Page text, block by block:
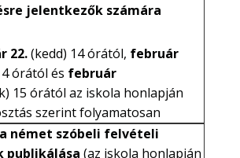
jelentkezők számára
22.(kedd) 14 órától, február
órától és február
15 órától az iskola honlapján
szerint folyamatosan
német szóbeli felvételi
publikálása (az iskola honlapján